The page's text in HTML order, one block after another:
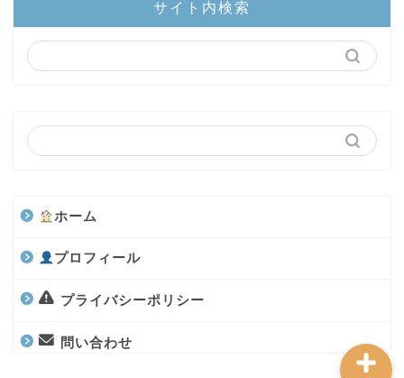
サイト内検索
ホーム
プロフィール
プライバシーポリシー
問い合わせ
陸上部隊
世界のカブトムシ